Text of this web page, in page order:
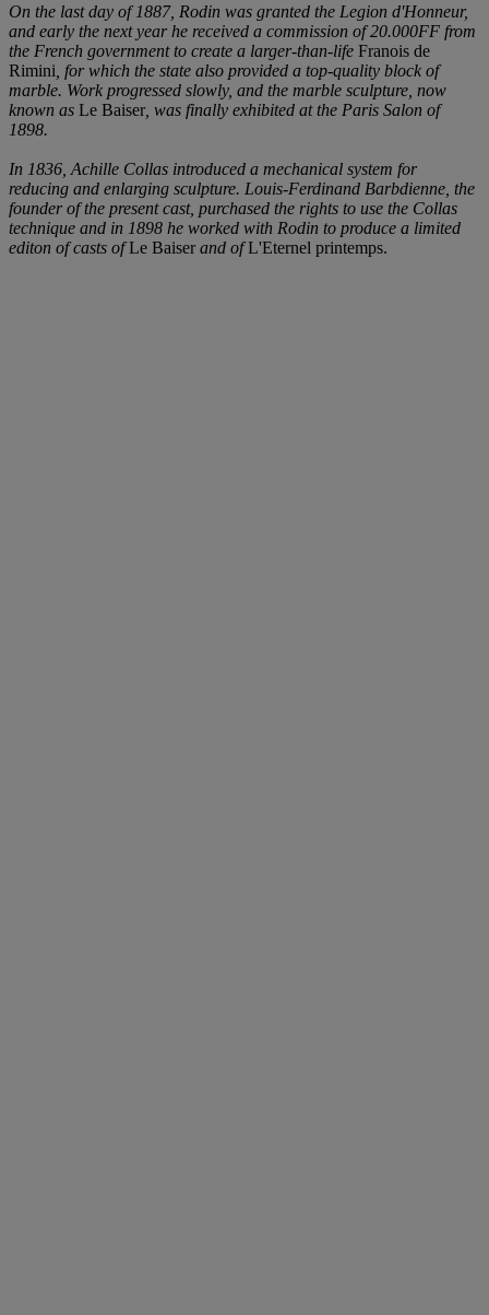
On the last day of 1887, Rodin was granted the Legion d'Honneur,
and early the next year he received a commission of 20.000FF from
the French government to create a larger-than-life Franois de
Rimini , for which the state also provided a top-quality block of
marble. Work progressed slowly, and the marble sculpture, now
known as Le Baiser, was finally exhibited at the Paris Salon of
1898.
In 1836, Achille Collas introduced a mechanical system for
reducing and enlarging sculpture. Louis-Ferdinand Barbdienne, the
founder of the present cast, purchased the rights to use the Collas
technique and in 1898 he worked with Rodin to produce a limited
editon of casts ofLe Baiserand ofL'Eternel printemps.